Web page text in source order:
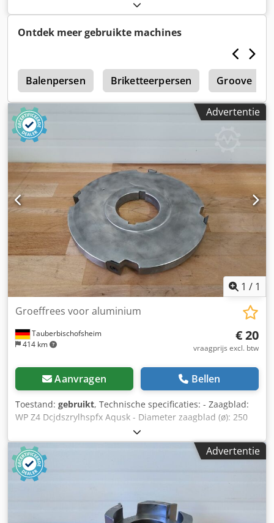
Lengte: 300 mm - Breedte: 18,4 mm - Dikte: 1 mm
Ontdek meer gebruikte machines
Balenpersen Briketteerpersen Groove
Advertentie
1 / 1
Tauberbischofsheim
414 km
Groeffrees voor aluminium
€ 20
vraagprijs excl. btw
Aanvragen Bellen
Toestand: gebruikt, Technische specificaties: - Zaagblad:
WP Z4 Dcjdszrylhspfx Aqusk - Diameter zaagblad (ø): 250
mm - Boorgat: 80 mm - Lengte: 25 mm - Materiaal:
aluminium
Advertentie